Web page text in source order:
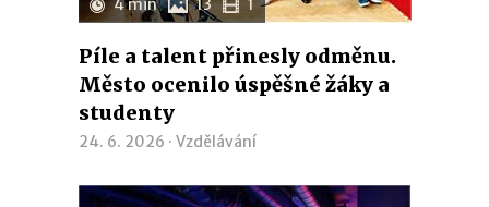
4 min 13 1
Píle a talent přinesly odměnu.
Město ocenilo úspěšné žáky a
studenty
24. 6. 2026 · Vzdělávání